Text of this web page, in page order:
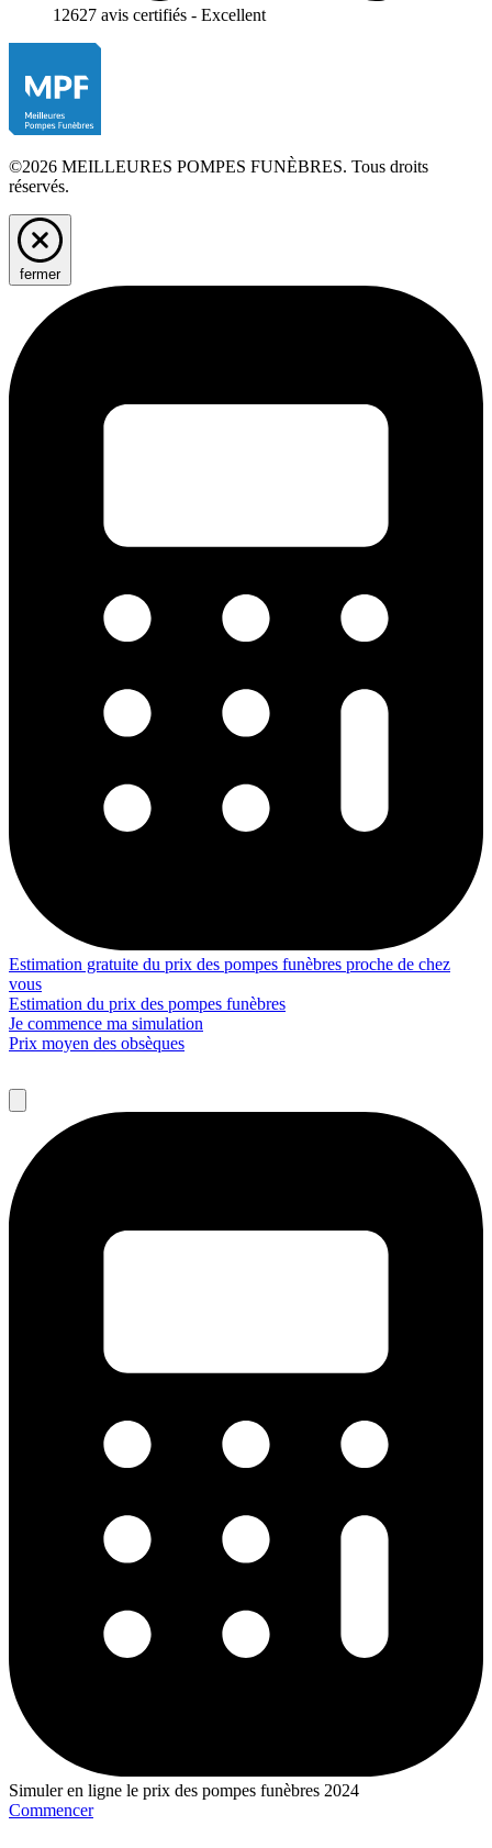
12627 avis certifiés - Excellent
©2026 MEILLEURES POMPES FUNÈBRES. Tous droits
réservés.
fermer
Estimation gratuite du prix des pompes funèbres proche de chez
vous
Estimation du prix des pompes funèbres
Je commence ma simulation
Prix moyen des obsèques
Simuler en ligne le prix des pompes funèbres 2024
Commencer